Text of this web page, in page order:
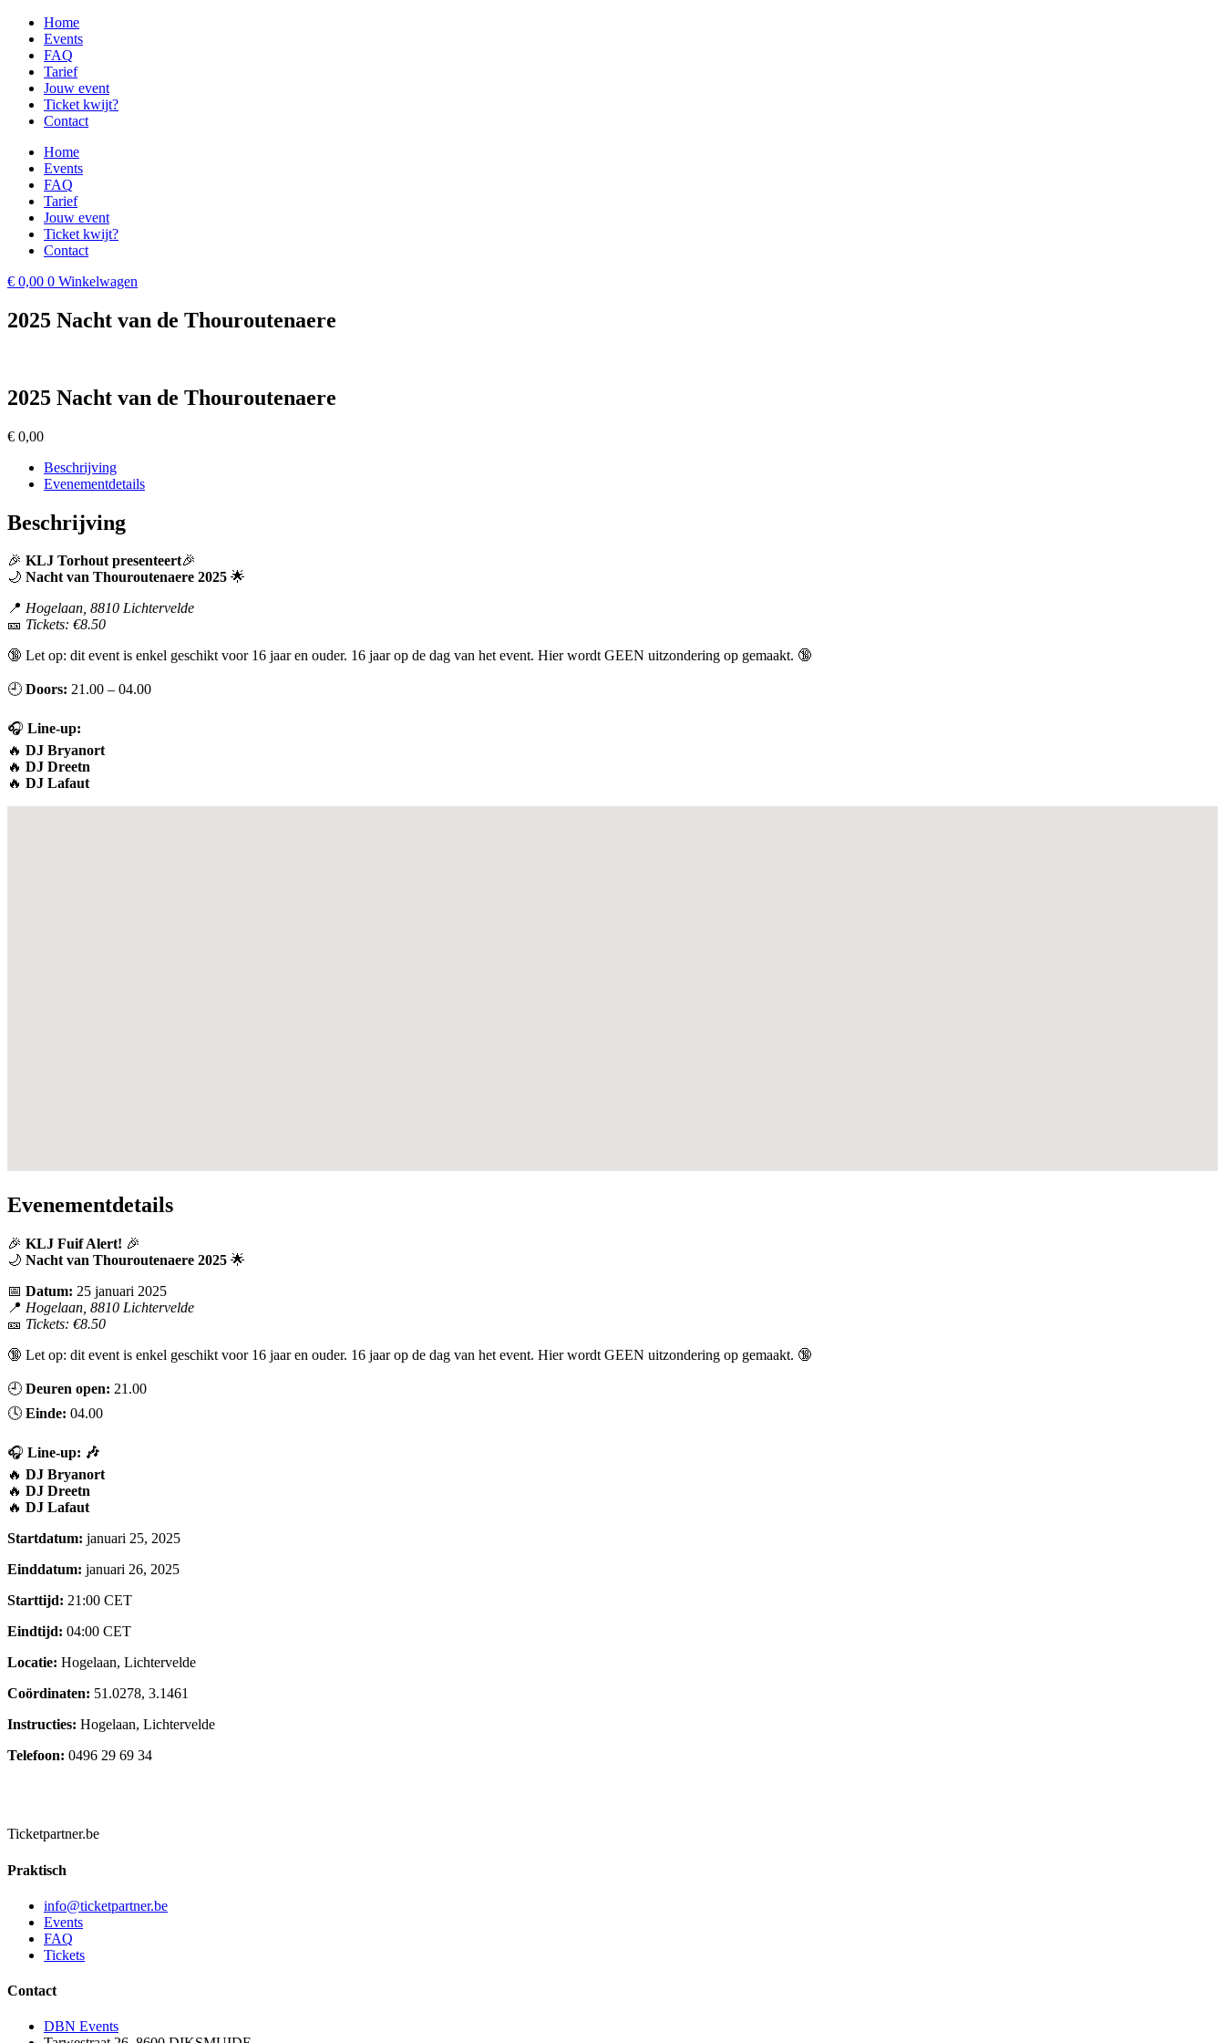
naar
inhoud
Home
Events
FAQ
Tarief
Jouw event
Ticket kwijt?
Contact
Home
Events
FAQ
Tarief
Jouw event
Ticket kwijt?
Contact
€ 0,00 0 Winkelwagen
2025 Nacht van de Thouroutenaere
2025 Nacht van de Thouroutenaere
€ 0,00
Beschrijving
Evenementdetails
Beschrijving
🎉 KLJ Torhout presenteert🎉
🌙 Nacht van Thouroutenaere 2025 🌟
📍 Hogelaan, 8810 Lichtervelde
🎫 Tickets: €8.50
🔞 Let op: dit event is enkel geschikt voor 16 jaar en ouder. 16 jaar op de dag van het event. Hier wordt GEEN uitzondering op gemaakt. 🔞
🕘 Doors: 21.00 – 04.00
🎧 Line-up:
🔥 DJ Bryanort
🔥 DJ Dreetn
🔥 DJ Lafaut
Evenementdetails
🎉 KLJ Fuif Alert! 🎉
🌙 Nacht van Thouroutenaere 2025 🌟
📅 Datum: 25 januari 2025
📍 Hogelaan, 8810 Lichtervelde
🎫 Tickets: €8.50
🔞 Let op: dit event is enkel geschikt voor 16 jaar en ouder. 16 jaar op de dag van het event. Hier wordt GEEN uitzondering op gemaakt. 🔞
🕘 Deuren open: 21.00
🕓 Einde: 04.00
🎧 Line-up: 🎶
🔥 DJ Bryanort
🔥 DJ Dreetn
🔥 DJ Lafaut
Startdatum: januari 25, 2025
Einddatum: januari 26, 2025
Starttijd: 21:00 CET
Eindtijd: 04:00 CET
Locatie: Hogelaan, Lichtervelde
Coördinaten: 51.0278, 3.1461
Instructies: Hogelaan, Lichtervelde
Telefoon: 0496 29 69 34
Ticketpartner.be
Praktisch
info@ticketpartner.be
Events
FAQ
Tickets
Contact
DBN Events